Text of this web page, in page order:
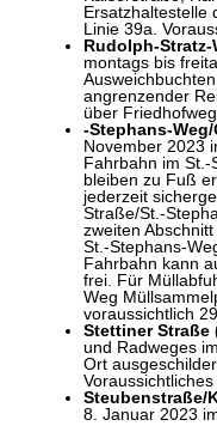
Ersatzhaltestelle
Linie 39a.
Rudolph-Stratz-
montags bis
angrenzender
über
-Stephans-
November 2023
Fahrbahn im St.-
bleiben zu Fuß
jederzeit
Straße/St.-
zweiten
St.-Stephans-
Fahrbahn kann
frei. Für
Weg
voraussichtlich
Stettiner
und Radweges
Ort
Steubenstraße/
8. Januar 2023